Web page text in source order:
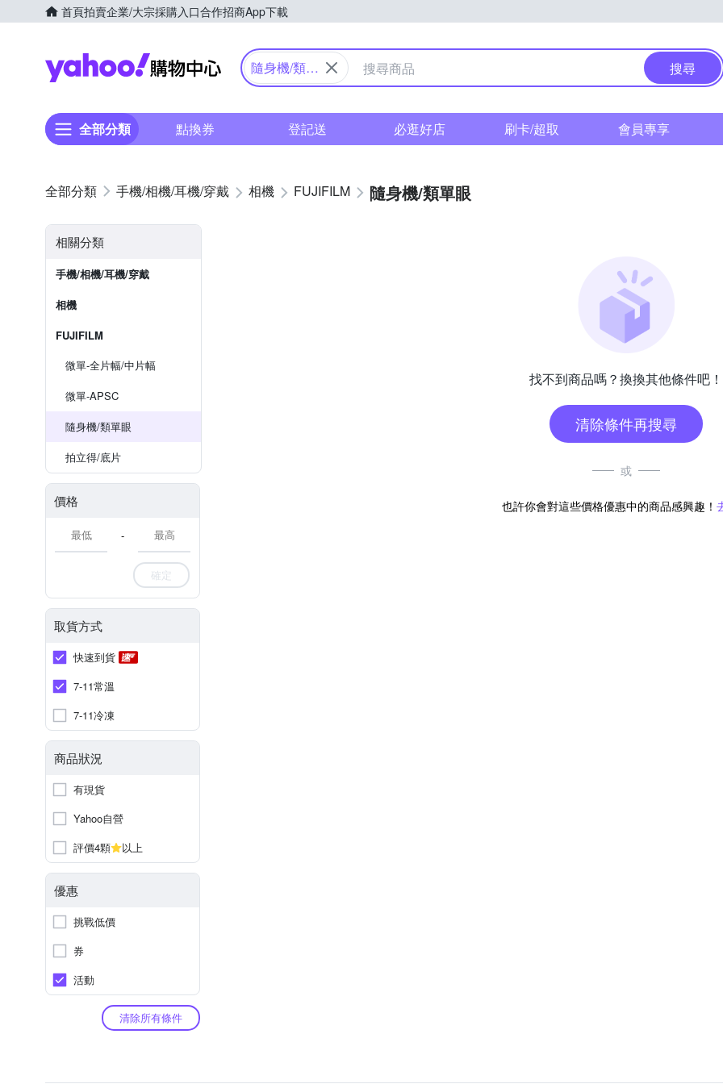
首頁拍賣企業/大宗採購入口合作招商App下載
Yahoo購物中心
隨身機/類單
搜尋
全部分類 點換券 登記送 必逛好店 刷卡/超取 會員專享
手機/相機/耳機/穿戴 相機 FUJIFILM 隨身機/類單眼
相關分類
手機/相機/耳機/穿戴
相機
FUJIFILM
微單-全片幅/中片幅
微單-APSC
隨身機/類單眼
拍立得/底片
價格
-
確定
取貨方式
快速到貨
7-11常溫
7-11冷凍
商品狀況
有現貨
Yahoo自營
評價4顆
以上
優惠
挑戰低價
券
活動
清除所有條件
找不到商品嗎？換換其他條件吧！
清除條件再搜尋
或
也許你會對這些價格優惠中的商品感興趣！